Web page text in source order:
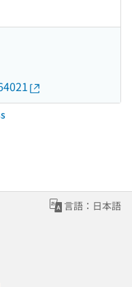
言語：日本語